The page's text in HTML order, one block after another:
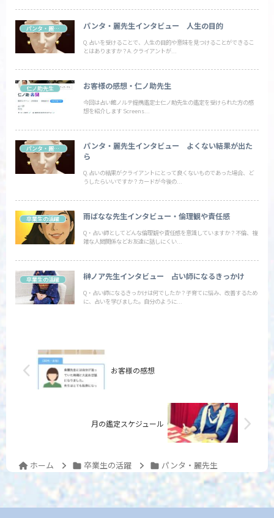
パンタ・麗先生 パンタ・麗先生インタビュー 人生の目的
Q.占いを受けることで、人生の目的や意味を見つけることができるこ
とはありますか？A.クライアントが...
仁ノ助先生 お客様の感想・仁ノ助先生
今回は占い館ノルテ提携鑑定士仁ノ助先生の鑑定を受けられた方の感
想を紹介します Screens...
パンタ・麗先生
パンタ・麗先生インタビュー よくない結果が出た
ら
Q.占いの結果がクライアントにとって良くないものであった場合、ど
うしたらいいですか？カードが今後の...
卒業生の活躍 雨ばなな先生インタビュー・倫理観や責任感
Q・占い師としてどんな倫理観や責任感を意識していますか？不倫、複
雑な人間関係などお友達に話しにくい...
卒業生の活躍 榊ノア先生インタビュー 占い師になるきっかけ
Q・占い師になるきっかけは何でしたか？子育てに悩み、改善するため
に、占いを学びました。自分のように...
お客様の感想
月の鑑定スケジュール
ホーム 卒業生の活躍 パンタ・麗先生